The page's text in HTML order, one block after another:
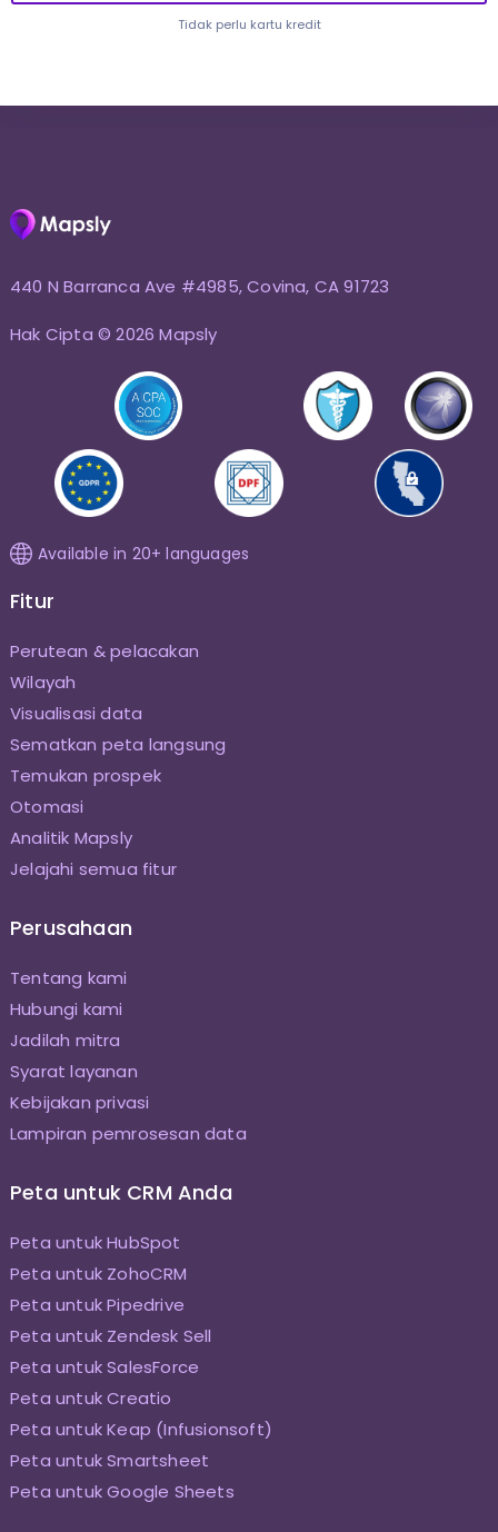
Tidak perlu kartu kredit
440 N Barranca Ave #4985, Covina, CA 91723
Hak Cipta © 2026 Mapsly
Available in 20+ languages
Fitur
Perutean & pelacakan
Wilayah
Visualisasi data
Sematkan peta langsung
Temukan prospek
Otomasi
Analitik Mapsly
Jelajahi semua fitur
Perusahaan
Tentang kami
Hubungi kami
Jadilah mitra
Syarat layanan
Kebijakan privasi
Lampiran pemrosesan data
Peta untuk CRM Anda
Peta untuk HubSpot
Peta untuk ZohoCRM
Peta untuk Pipedrive
Peta untuk Zendesk Sell
Peta untuk SalesForce
Peta untuk Creatio
Peta untuk Keap (Infusionsoft)
Peta untuk Smartsheet
Peta untuk Google Sheets